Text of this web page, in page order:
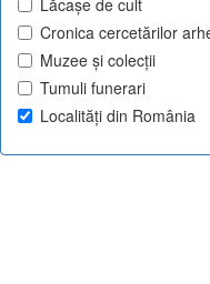
Lăcașe de cult
Cronica cercetărilor
Muzee și colecții
Tumuli funerari
Localități din România